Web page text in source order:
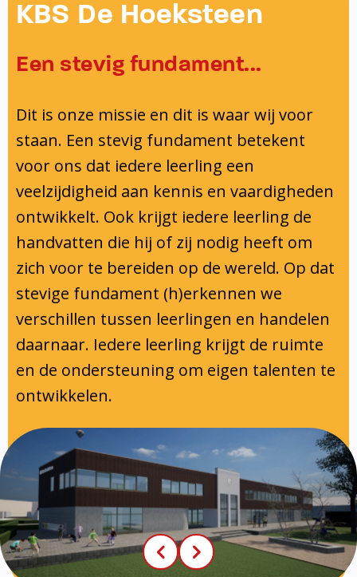
Onderwijsinspectie
KBS De Hoeksteen
Een stevig fundament...
Dit is onze missie en dit is waar wij voor
staan. Een stevig fundament betekent
voor ons dat iedere leerling een
veelzijdigheid aan kennis en vaardigheden
ontwikkelt. Ook krijgt iedere leerling de
handvatten die hij of zij nodig heeft om
zich voor te bereiden op de wereld. Op dat
stevige fundament (h)erkennen we
verschillen tussen leerlingen en handelen
daarnaar. Iedere leerling krijgt de ruimte
en de ondersteuning om eigen talenten te
ontwikkelen.